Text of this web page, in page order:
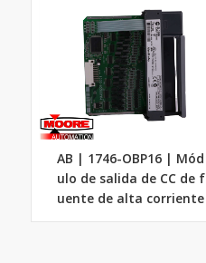
AB | 1746-OBP16 | Mód
ulo de salida de CC de f
uente de alta corriente